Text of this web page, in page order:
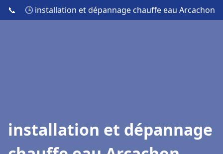
📞 🕒 installation et dépannage chauffe eau Arcachon
installation et dépannage